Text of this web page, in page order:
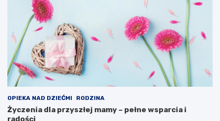
OPIEKA NAD DZIEĆMI RODZINA
Życzenia dla przyszłej mamy – pełne wsparcia i
radości